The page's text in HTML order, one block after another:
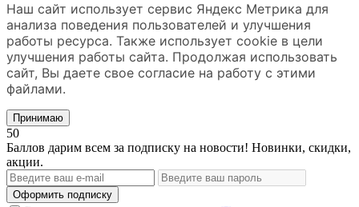
Наш сайт использует сервис Яндекс Метрика для
анализа поведения пользователей и улучшения
работы ресурса. Также использует cookie в цели
улучшения работы сайта. Продолжая использовать
сайт, Вы даете свое согласие на работу с этими
файлами.
Принимаю
50
Баллов дарим всем за подписку на новости! Новинки, скидки,
акции.
Оформить подписку